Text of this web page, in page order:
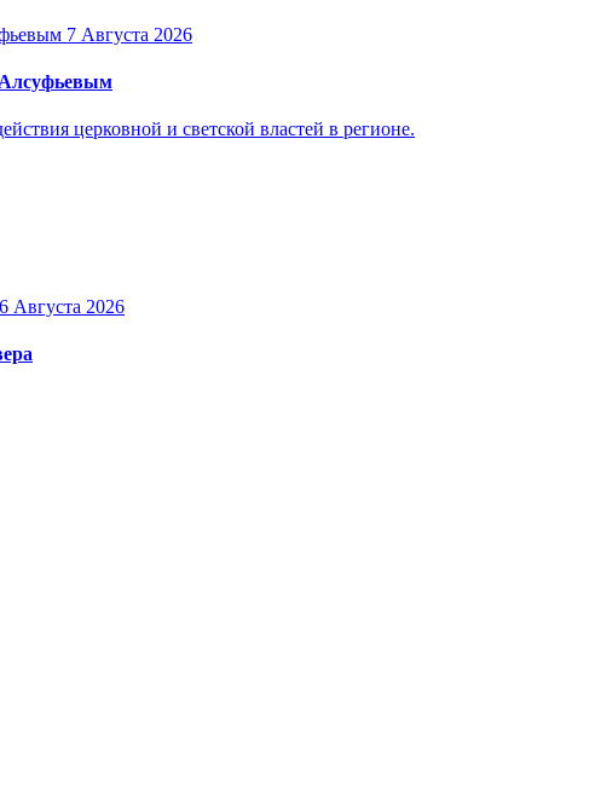
7 Августа 2026
Алсуфьевым
церковной и светской властей в регионе.
6 Августа 2026